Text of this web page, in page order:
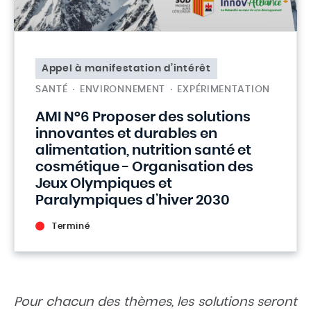
Appel à manifestation d’intérêt
SANTÉ ENVIRONNEMENT EXPÉRIMENTATION
AMI N°6 Proposer des solutions
innovantes et durables en
alimentation, nutrition santé et
cosmétique - Organisation des
Jeux Olympiques et
Paralympiques d’hiver 2030
Terminé
Pour chacun des thèmes, les solutions seront